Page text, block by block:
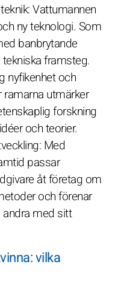
Vattumannen
ny teknologi. Som
banbrytande
framsteg.
nyfikenhet och
utmärker
forskning
och teorier.
Med
passar
åt företag om
och förenar
andra med sitt
vilka